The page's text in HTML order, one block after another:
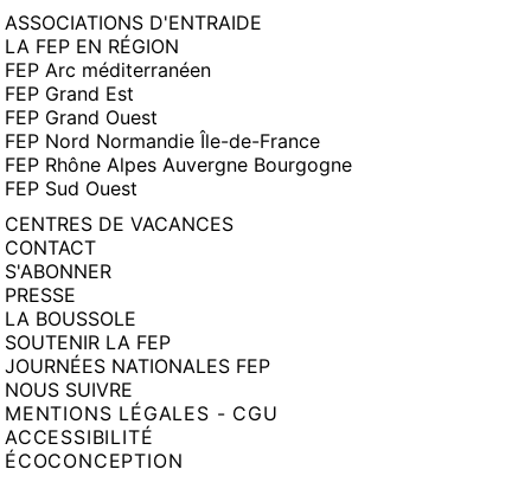
ASSOCIATIONS D'ENTRAIDE
LA FEP EN RÉGION
FEP Arc méditerranéen
FEP Grand Est
FEP Grand Ouest
FEP Nord Normandie Île-de-France
FEP Rhône Alpes Auvergne Bourgogne
FEP Sud Ouest
CENTRES DE VACANCES
CONTACT
S'ABONNER
PRESSE
LA BOUSSOLE
SOUTENIR LA FEP
JOURNÉES NATIONALES FEP
NOUS SUIVRE
MENTIONS LÉGALES - CGU
ACCESSIBILITÉ
ÉCOCONCEPTION